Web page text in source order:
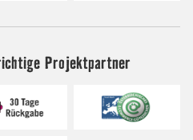
Projektpartner